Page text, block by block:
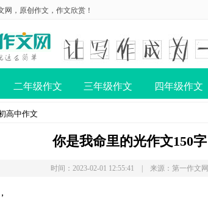
网 ， 原创作文 ， 作文欣赏 ！
二年级作文 三年级作文 四年级作文
高中作文
你是我命里的光作文150字
时间：2023-02-01 12:55:41 | 来源：第一作文网